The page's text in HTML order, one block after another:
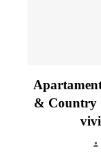
& Country